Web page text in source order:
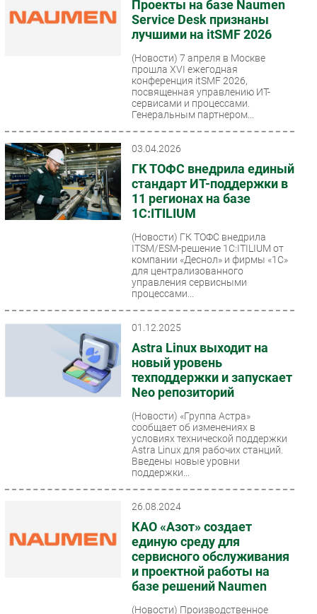
Проекты на базе Naumen
Service Desk признаны
лучшими на itSMF 2026
(Новости) 7 апреля в Москве
прошла XVI ежегодная
конференция itSMF 2026,
посвященная управлению ИТ-
сервисами и процессами.
Генеральным партнером...
03.04.2026
ГК ТОФС внедрила единый
стандарт ИТ-поддержки в
11 регионах на базе
1С:ITILIUM
(Новости) ГК ТОФС внедрила
ITSM/ESM-решение 1С:ITILIUM от
компании «Деснол» и фирмы «1С»
для централизованного
управления сервисными
процессами...
01.12.2025
Astra Linux выходит на
новый уровень
техподдержки и запускает
Neo репозиторий
(Новости) «Группа Астра»
сообщает об изменениях в
условиях технической поддержки
Astra Linux для рабочих станций.
Введены новые уровни
поддержки...
26.08.2024
КАО «Азот» создает
единую среду для
сервисного обслуживания
и проектной работы на
базе решений Naumen
(Новости) Производственное